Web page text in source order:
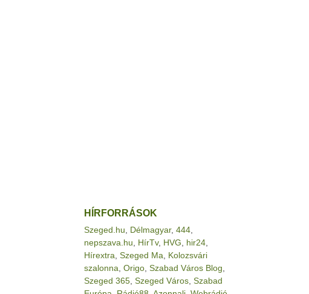
HÍRFORRÁSOK
Szeged.hu Délmagyar, 444
nepszava.hu
HírTv, HVG hir24
Hírextra Szeged Ma
Kolozsvári
szalonna Origo Szabad Város Blog
Szeged 365 Szeged Város Szabad